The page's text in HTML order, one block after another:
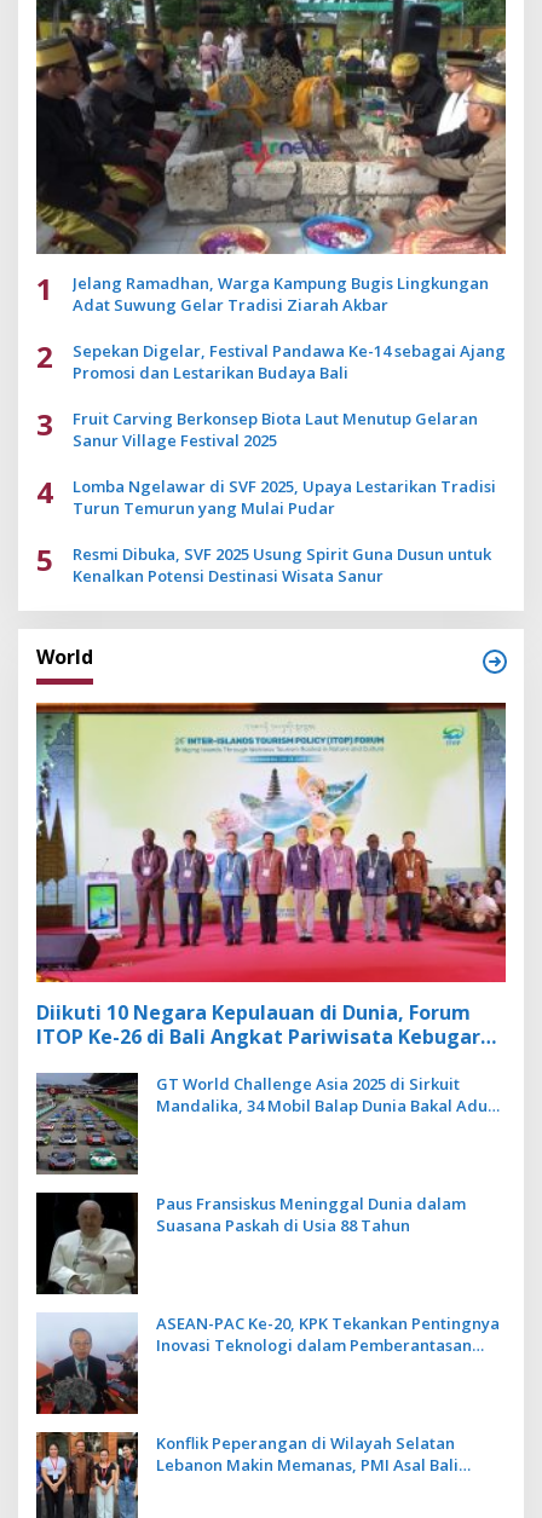
1
Jelang Ramadhan, Warga Kampung Bugis Lingkungan
Adat Suwung Gelar Tradisi Ziarah Akbar
2
Sepekan Digelar, Festival Pandawa Ke-14 sebagai Ajang
Promosi dan Lestarikan Budaya Bali
3
Fruit Carving Berkonsep Biota Laut Menutup Gelaran
Sanur Village Festival 2025
4
Lomba Ngelawar di SVF 2025, Upaya Lestarikan Tradisi
Turun Temurun yang Mulai Pudar
5
Resmi Dibuka, SVF 2025 Usung Spirit Guna Dusun untuk
Kenalkan Potensi Destinasi Wisata Sanur
World
Diikuti 10 Negara Kepulauan di Dunia, Forum
ITOP Ke-26 di Bali Angkat Pariwisata Kebugaran
GT World Challenge Asia 2025 di Sirkuit
Mandalika, 34 Mobil Balap Dunia Bakal Adu
Paus Fransiskus Meninggal Dunia dalam
Suasana Paskah di Usia 88 Tahun
ASEAN-PAC Ke-20, KPK Tekankan Pentingnya
Inovasi Teknologi dalam Pemberantasan
Konflik Peperangan di Wilayah Selatan
Lebanon Makin Memanas, PMI Asal Bali